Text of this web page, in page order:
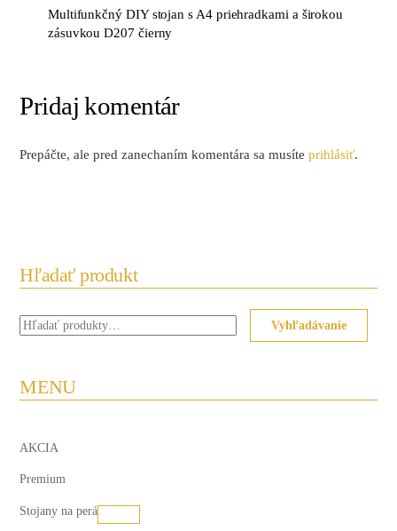
Multifunkčný DIY stojan s A4 priehradkami a širokou
zásuvkou D207 čierny
Pridaj komentár
Prepáčte, ale pred zanechaním komentára sa musíteprihlásiť.
Hľadať produkt
Hľadať: Vyhľadávanie
MENU
AKCIA
Premium
Stojany na perá